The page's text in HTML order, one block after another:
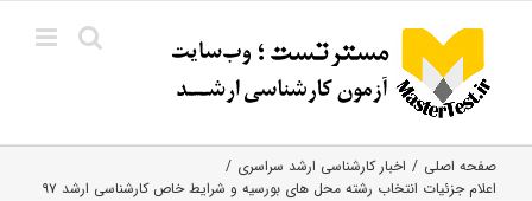
content
صفحه اصلی
اخبار کارشناسی ارشد سراسری
اعلام جزئیات انتخاب رشته محل های بورسیه و شرایط خاص کارشناسی ارشد ۹۷